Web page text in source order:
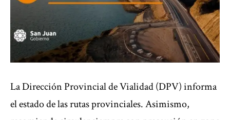
La Dirección Provincial de Vialidad (DPV) informa
el estado de las rutas provinciales. Asimismo,